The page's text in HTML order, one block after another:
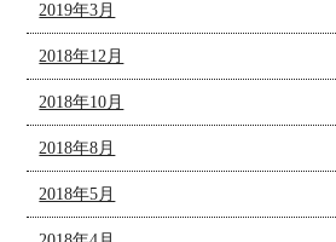
2019年3月
2018年12月
2018年10月
2018年8月
2018年5月